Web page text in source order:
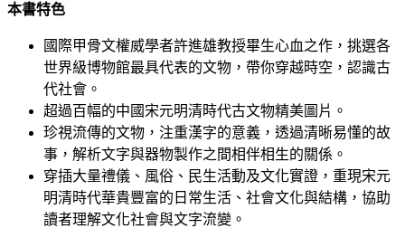
本書特色
國際甲骨文權威學者許進雄教授畢生心血之作，挑選各
世界級博物館最具代表的文物，帶你穿越時空，認識古
代社會。
超過百幅的中國宋元明清時代古文物精美圖片。
珍視流傳的文物，注重漢字的意義，透過清晰易懂的故
事，解析文字與器物製作之間相伴相生的關係。
穿插大量禮儀、風俗、民生活動及文化實證，重現宋元
明清時代華貴豐富的日常生活、社會文化與結構，協助
讀者理解文化社會與文字流變。